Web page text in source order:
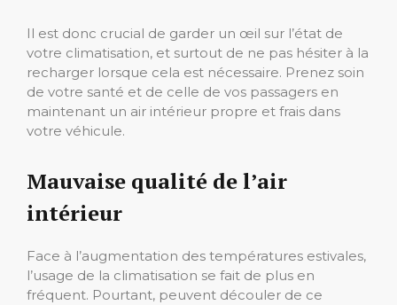
Il est donc crucial de garder un œil sur l’état de
votre climatisation, et surtout de ne pas hésiter à la
recharger lorsque cela est nécessaire. Prenez soin
de votre santé et de celle de vos passagers en
maintenant un air intérieur propre et frais dans
votre véhicule.
Mauvaise qualité de l’air
intérieur
Face à l’augmentation des températures estivales,
l’usage de la climatisation se fait de plus en
fréquent. Pourtant, peuvent découler de ce